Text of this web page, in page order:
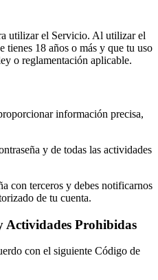
utilizar el Servicio. Al utilizar el
tienes 18 años o más y que tu uso
o reglamentación aplicable.
información precisa,
y de todas las actividades
con terceros y debes notificarnos
de tu cuenta.
Actividades Prohibidas
con el siguiente Código de